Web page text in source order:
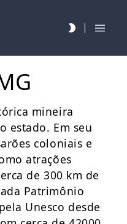
|
mineira
estado. Em seu
coloniais e
atrações
de 300 km de
Patrimônio
Unesco desde